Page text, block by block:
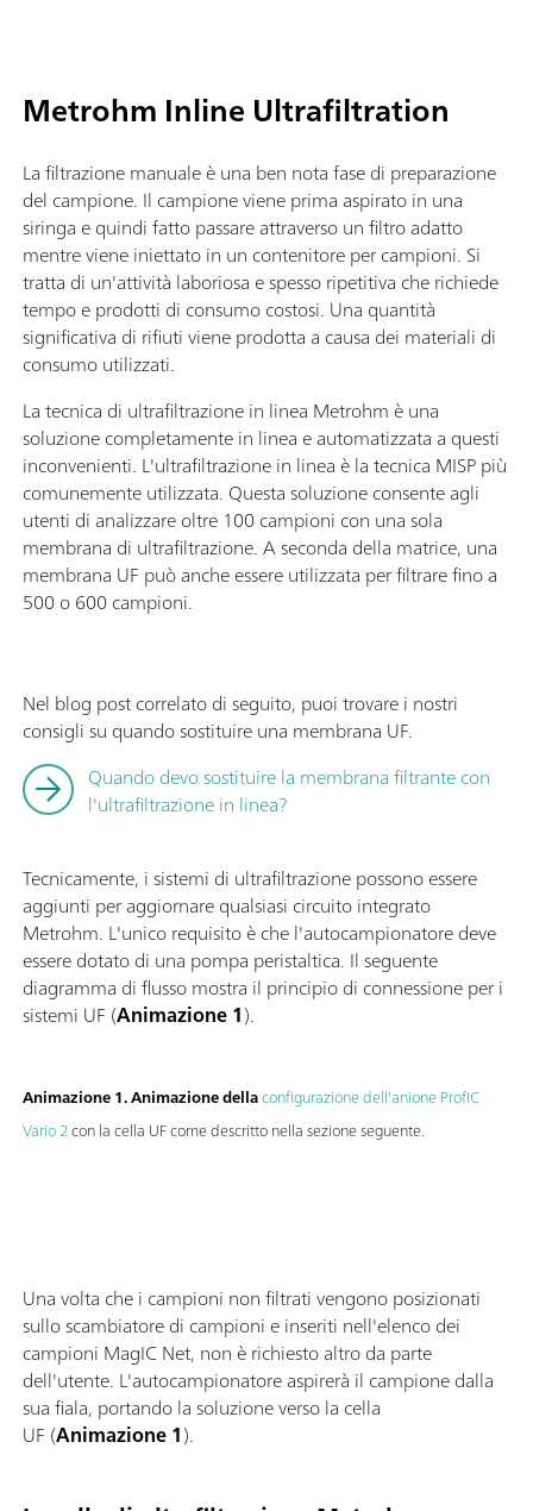
Metrohm Inline Ultrafiltration
La filtrazione manuale è una ben nota fase di preparazione
del campione. Il campione viene prima aspirato in una
siringa e quindi fatto passare attraverso un filtro adatto
mentre viene iniettato in un contenitore per campioni. Si
tratta di un'attività laboriosa e spesso ripetitiva che richiede
tempo e prodotti di consumo costosi. Una quantità
significativa di rifiuti viene prodotta a causa dei materiali di
consumo utilizzati.
La tecnica di ultrafiltrazione in linea Metrohm è una
soluzione completamente in linea e automatizzata a questi
inconvenienti. L'ultrafiltrazione in linea è la tecnica MISP più
comunemente utilizzata. Questa soluzione consente agli
utenti di analizzare oltre 100 campioni con una sola
membrana di ultrafiltrazione. A seconda della matrice, una
membrana UF può anche essere utilizzata per filtrare fino a
500 o 600 campioni.
Nel blog post correlato di seguito, puoi trovare i nostri
consigli su quando sostituire una membrana UF.
Quando devo sostituire la membrana filtrante con
l'ultrafiltrazione in linea?
Tecnicamente, i sistemi di ultrafiltrazione possono essere
aggiunti per aggiornare qualsiasi circuito integrato
Metrohm. L'unico requisito è che l'autocampionatore deve
essere dotato di una pompa peristaltica. Il seguente
diagramma di flusso mostra il principio di connessione per i
sistemi UF (Animazione 1).
Animazione 1. Animazione dellaconfigurazione dell'anione ProfIC
Vario 2con la cella UF come descritto nella sezione seguente.
Una volta che i campioni non filtrati vengono posizionati
sullo scambiatore di campioni e inseriti nell'elenco dei
campioni MagIC Net, non è richiesto altro da parte
dell'utente. L'autocampionatore aspirerà il campione dalla
sua fiala, portando la soluzione verso la cella
UF (Animazione 1).